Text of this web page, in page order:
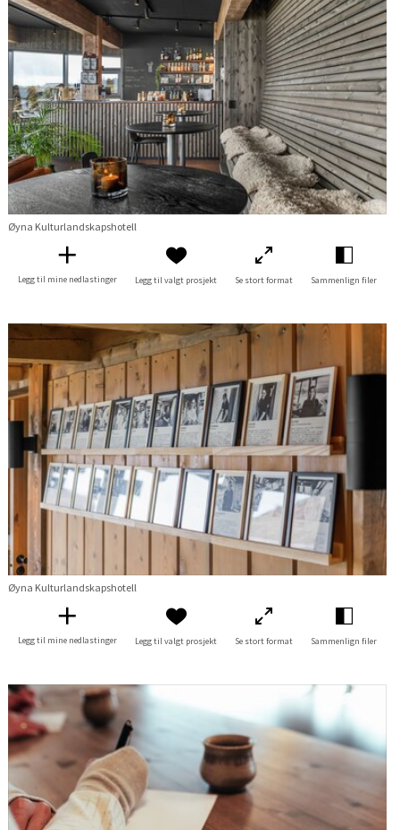
Øyna Kulturlandskapshotell
Legg til mine nedlastinger Legg til valgt prosjekt Se stort format Sammenlign filer
Øyna Kulturlandskapshotell
Legg til mine nedlastinger Legg til valgt prosjekt Se stort format Sammenlign filer